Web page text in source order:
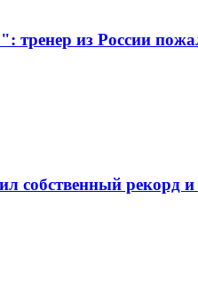
тренер из России
собственный рекорд